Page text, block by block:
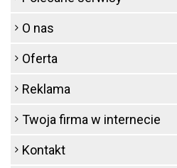
O nas
Oferta
Reklama
Twoja firma w internecie
Kontakt